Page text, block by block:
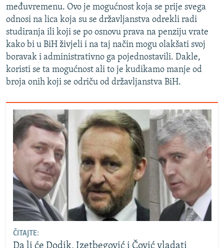
međuvremenu. Ovo je mogućnost koja se prije svega
odnosi na lica koja su se državljanstva odrekli radi
studiranja ili koji se po osnovu prava na penziju vrate
kako bi u BiH živjeli i na taj način mogu olakšati svoj
boravak i administrativno ga pojednostavili. Dakle,
koristi se ta mogućnost ali to je kudikamo manje od
broja onih koji se odriču od državljanstva BiH.
ČITAJTE: